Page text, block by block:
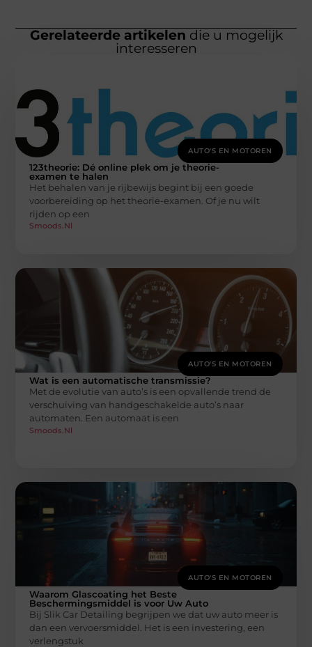
Gerelateerde artikelen die u mogelijk
interesseren
AUTO'S EN MOTOREN
123theorie: Dé online plek om je theorie-
examen te halen
Het behalen van je rijbewijs begint bij een goede
voorbereiding op het theorie-examen. Of je nu wilt
rijden op een
Smoods.nl
AUTO'S EN MOTOREN
Wat is een automatische transmissie?
Met de evolutie van auto’s is een opvallende trend de
verschuiving van handgeschakelde auto’s naar
automaten. Een automaat is een
Smoods.nl
AUTO'S EN MOTOREN
Waarom Glascoating het Beste
Beschermingsmiddel is voor Uw Auto
Bij Slik Car Detailing begrijpen we dat uw auto meer is
dan een vervoersmiddel. Het is een investering, een
verlengstuk